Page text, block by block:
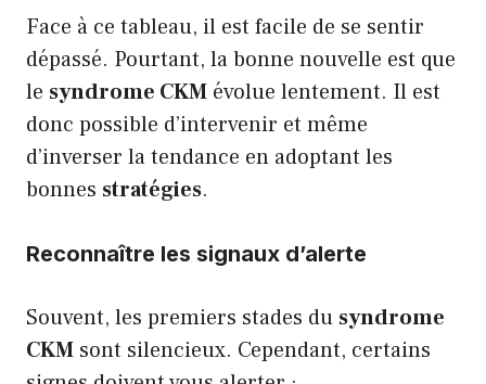
Face à ce tableau, il est facile de se sentir
dépassé. Pourtant, la bonne nouvelle est que
le syndrome CKM évolue lentement. Il est
donc possible d’intervenir et même
d’inverser la tendance en adoptant les
bonnes stratégies.
Reconnaître les signaux d’alerte
Souvent, les premiers stades du syndrome
CKM sont silencieux. Cependant, certains